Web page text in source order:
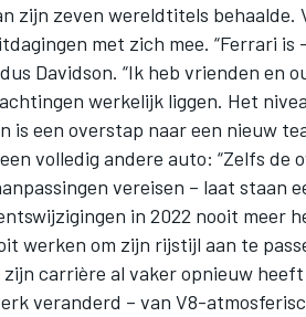
zijn zeven wereldtitels behaalde.
met zich mee. “Ferrari
Davidson. “Ik heb vrienden en
werkelijk liggen. Het
is een overstap naar een nieuw
volledig andere auto: “Zelfs
vereisen – laat staan
in 2022 nooit meer
werken om zijn rijstijl aan te
carrière al vaker opnieuw
veranderd – van V8-